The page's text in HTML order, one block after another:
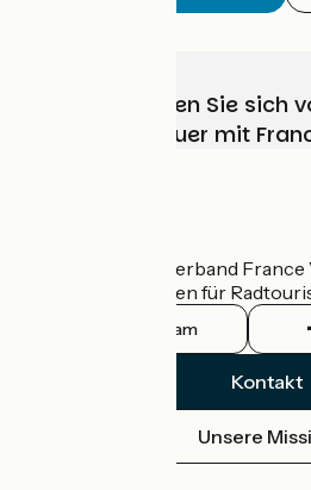
Wählen, bereiten Sie sich
Ihr Radabenteuer mit
Der nationale Verband
offizielle Leitfaden für
Instagram
Kontakt
Unsere